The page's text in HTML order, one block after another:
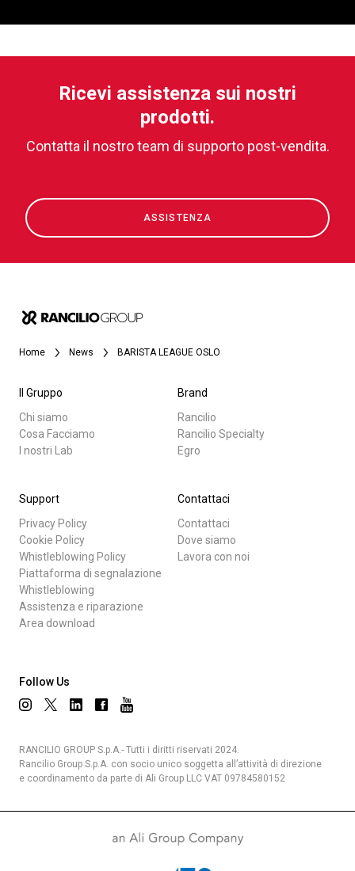
Ricevi assistenza sui nostri
prodotti.
Contatta il nostro team di supporto post-vendita.
ASSISTENZA
Home News BARISTA LEAGUE OSLO
Il Gruppo
Chi siamo
Cosa Facciamo
I nostri Lab
Brand
Rancilio
Rancilio Specialty
Egro
Support
Privacy Policy
Cookie Policy
Whistleblowing Policy
Piattaforma di segnalazione
Whistleblowing
Assistenza e riparazione
Area download
Contattaci
Contattaci
Dove siamo
Lavora con noi
Follow Us
RANCILIO GROUP S.p.A.- Tutti i diritti riservati 2024.
Rancilio Group S.p.A. con socio unico soggetta all’attività di direzione
e coordinamento da parte di Ali Group LLC VAT 09784580152